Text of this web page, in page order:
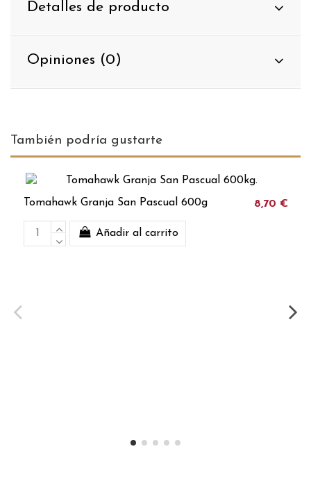
Detalles de producto
Opiniones (0)
También podría gustarte
Tomahawk Granja San Pascual 600g 8,70 €
Añadir al carrito